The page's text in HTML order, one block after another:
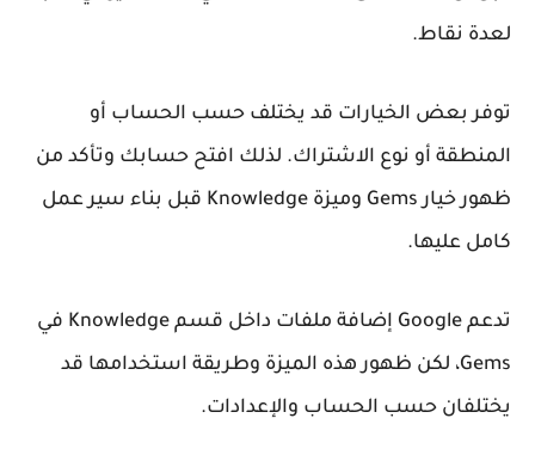
لعدة نقاط.
توفر بعض الخيارات قد يختلف حسب الحساب أو
المنطقة أو نوع الاشتراك. لذلك افتح حسابك وتأكد من
ظهور خيار Gems وميزة Knowledge قبل بناء سير عمل
كامل عليها.
تدعم Google إضافة ملفات داخل قسم Knowledge في
Gems، لكن ظهور هذه الميزة وطريقة استخدامها قد
يختلفان حسب الحساب والإعدادات.